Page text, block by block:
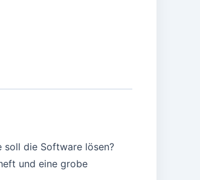
soll die Software lösen?
und eine grobe